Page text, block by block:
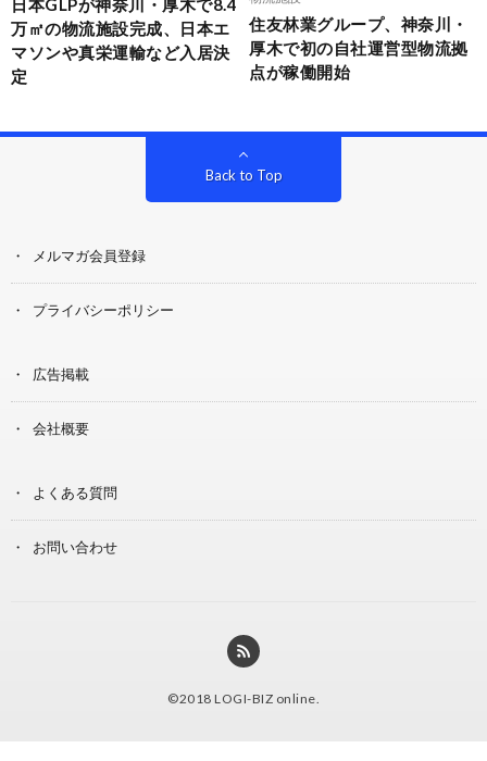
日本GLPが神奈川・厚木で8.4
万㎡の物流施設完成、日本エ
マソンや真栄運輸など入居決
定
住友林業グループ、神奈川・
厚木で初の自社運営型物流拠
点が稼働開始
Back to Top
メルマガ会員登録
プライバシーポリシー
広告掲載
会社概要
よくある質問
お問い合わせ
©2018 LOGI-BIZ online